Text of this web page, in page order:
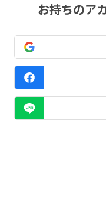
お持ちのア